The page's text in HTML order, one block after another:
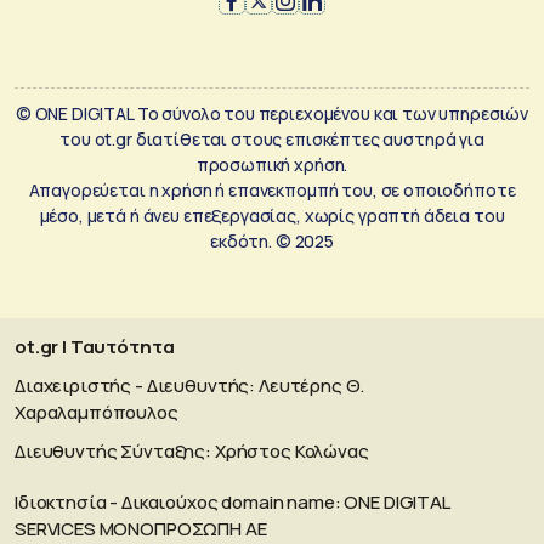
© ONE DIGITAL Το σύνολο του περιεχομένου και των υπηρεσιών
του ot.gr διατίθεται στους επισκέπτες αυστηρά για
προσωπική χρήση.
Απαγορεύεται η χρήση ή επανεκπομπή του, σε οποιοδήποτε
μέσο, μετά ή άνευ επεξεργασίας, χωρίς γραπτή άδεια του
εκδότη. © 2025
ot.gr | Ταυτότητα
Διαχειριστής - Διευθυντής: Λευτέρης Θ.
Χαραλαμπόπουλος
Διευθυντής Σύνταξης: Χρήστος Κολώνας
Ιδιοκτησία - Δικαιούχος domain name: ΟΝΕ DIGITAL
SERVICES MONOΠΡΟΣΩΠΗ ΑΕ